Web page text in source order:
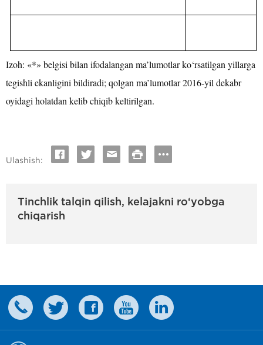
Izoh: «*» belgisi bilan ifodalangan ma’lumotlar ko‘rsatilgan yillarga
tegishli ekanligini bildiradi; qolgan ma’lumotlar 2016-yil dekabr
oyidagi holatdan kelib chiqib keltirilgan.
Ulashish:
Tinchlik talqin qilish, kelajakni ro‘yobga
chiqarish